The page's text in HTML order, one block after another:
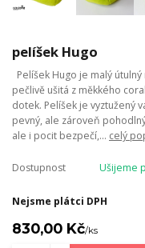
pelíšek Hugo
Pelíšek Hugo je malý
pečlivě ušitá z měkkého
dotek. Pelíšek je vyztužený
pevný, ale zároveň
ale i pocit bezpečí,... celý
Dostupnost Ušijeme
Nejsme plátci DPH
830,00 Kč/ks